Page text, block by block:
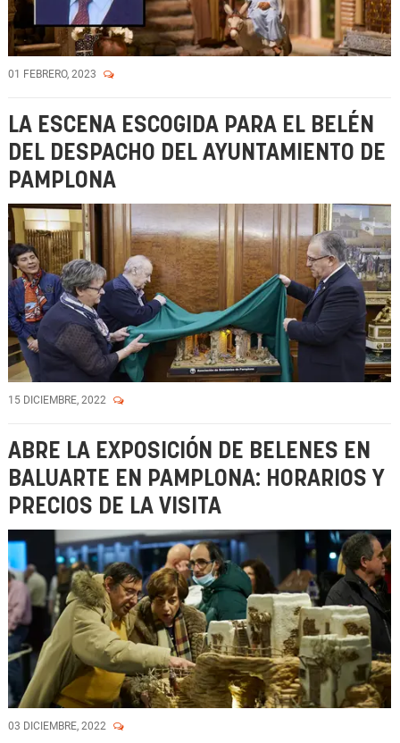
01 FEBRERO, 2023
LA ESCENA ESCOGIDA PARA EL BELÉN
DEL DESPACHO DEL AYUNTAMIENTO DE
PAMPLONA
15 DICIEMBRE, 2022
ABRE LA EXPOSICIÓN DE BELENES EN
BALUARTE EN PAMPLONA: HORARIOS Y
PRECIOS DE LA VISITA
03 DICIEMBRE, 2022